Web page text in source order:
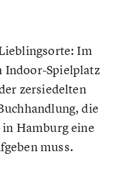
Im
Indoor-Spielplatz
zersiedelten
die
Hamburg eine
muss.